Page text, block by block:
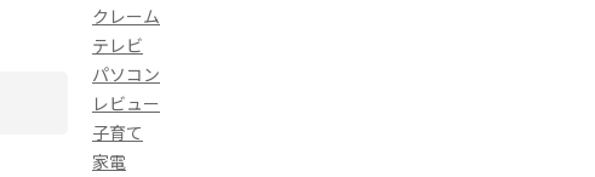
クレーム
テレビ
パソコン
レビュー
子育て
家電